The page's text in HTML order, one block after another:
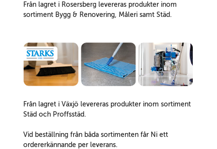
Från lagret i Rosersberg levereras produkter inom
sortiment Bygg & Renovering, Måleri samt Städ.
Från lagret i Växjö levereras produkter inom sortiment
Städ och Proffsstäd.
Vid beställning från båda sortimenten får Ni ett
ordererkännande per leverans.